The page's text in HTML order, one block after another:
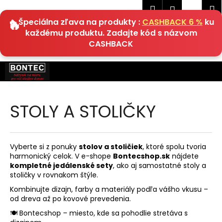
🔥 Špeciálna zľava na produkty : CASHBACK 6 % ku
každému produktu. Zadajte kód s názvom
CASHBACK
Prejsť
obsah
EUR Hľadať
košík
STOLY A STOLIČKY
Vyberte si z ponuky stolov a stoličiek, ktoré spolu tvoria
harmonický celok. V e-shope Bontecshop.sk nájdete
kompletné jedálenské sety, ako aj samostatné stoly a
stoličky v rovnakom štýle.
Kombinujte dizajn, farby a materiály podľa vášho vkusu –
od dreva až po kovové prevedenia.
🍽️ Bontecshop – miesto, kde sa pohodlie stretáva s
K
o
k
Späť
Späť
Č
o
p
t
r
e
b
u
j
e
t
e